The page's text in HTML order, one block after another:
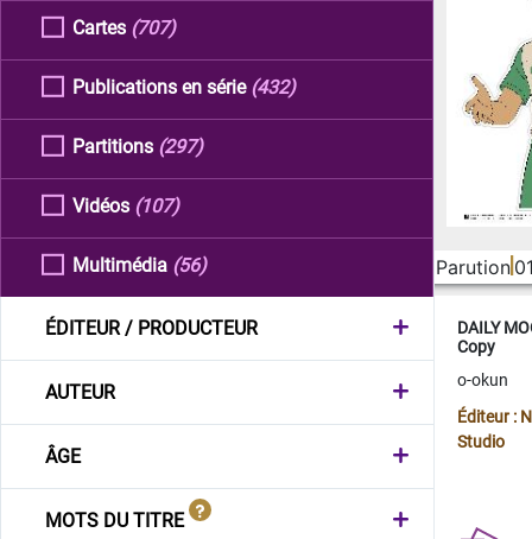
Cartes (707)
Publications en série (432)
Partitions (297)
Vidéos (107)
Multimédia (56)
ÉDITEUR / PRODUCTEUR
AUTEUR
ÂGE
MOTS DU TITRE
Parution
DAILY
Copy
o-okun
Éditeur :
Studio